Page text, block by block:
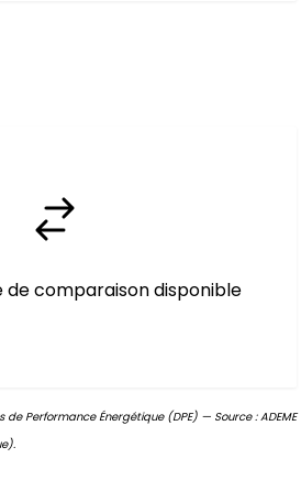
de comparaison disponible
Performance Énergétique (DPE) — Source : ADEME